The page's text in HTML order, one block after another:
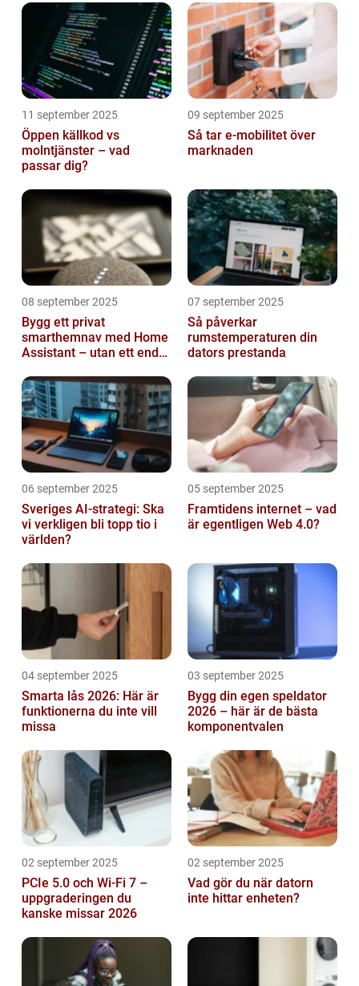
11 september 2025
Öppen källkod vs
molntjänster – vad
passar dig?
09 september 2025
Så tar e-mobilitet över
marknaden
08 september 2025
Bygg ett privat
smarthemnav med Home
Assistant – utan ett enda
07 september 2025
Så påverkar
rumstemperaturen din
dators prestanda
06 september 2025
Sveriges AI-strategi: Ska
vi verkligen bli topp tio i
världen?
05 september 2025
Framtidens internet – vad
är egentligen Web 4.0?
04 september 2025
Smarta lås 2026: Här är
funktionerna du inte vill
missa
03 september 2025
Bygg din egen speldator
2026 – här är de bästa
komponentvalen
02 september 2025
PCIe 5.0 och Wi-Fi 7 –
uppgraderingen du
kanske missar 2026
02 september 2025
Vad gör du när datorn
inte hittar enheten?